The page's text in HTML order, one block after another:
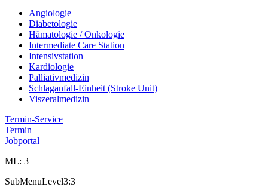
Angiologie
Diabetologie
Hämatologie / Onkologie
Intermediate Care Station
Intensivstation
Kardiologie
Palliativmedizin
Schlaganfall-Einheit (Stroke Unit)
Viszeralmedizin
Termin-Service
Termin
Jobportal
ML: 3
SubMenuLevel3:3